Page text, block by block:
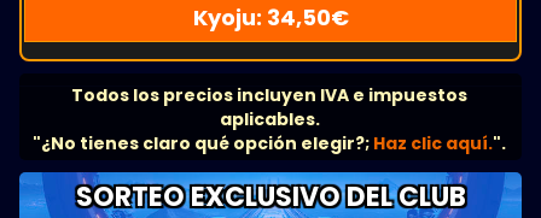
Kyoju: 34,50€
Todos los precios incluyen IVA e impuestos
aplicables.
"¿No tienes claro qué opción elegir?; Haz clic aquí.".
SORTEO EXCLUSIVO DEL CLUB